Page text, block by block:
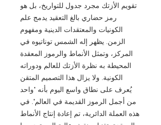
تقويم الأزتك مجرد جدول للتواريخ، بل هو
رمز حضاري بالغ التعقيد يدمج علم
الكونيات والمعتقدات الدينية ومفهوم
الزمن. يظهر إله الشمس توناتيوه في
المركز، وتمثل الأنماط والرموز المعقدة
المحيطة به نظرة الأزتك للعالم ودوراته
الكونية. ولا يزال هذا التصميم المتقن
يُعرف على نطاق واسع اليوم بأنه "واحد
من أجمل الرموز القديمة في العالم". في
هذه العملة الدائرية، تم إعادة إنتاج الأنماط